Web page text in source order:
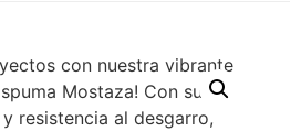
con nuestra vibrante
Mostaza! Con su
resistencia al desgarro,